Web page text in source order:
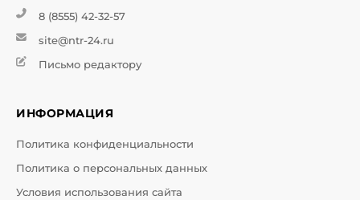
8 (8555) 42-32-57
site@ntr-24.ru
Письмо редактору
ИНФОРМАЦИЯ
Политика конфиденциальности
Политика о персональных данных
Условия использования сайта